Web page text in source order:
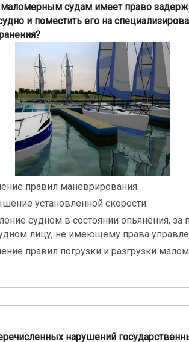
маломерным судам имеет право
и поместить его на
правил маневрирования.
установленной скорости.
судном в состоянии опьянения, за
лицу, не имеющему права
правил погрузки и разгрузки
нарушений